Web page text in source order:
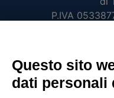
P.IVA
Questo sito
dati personali